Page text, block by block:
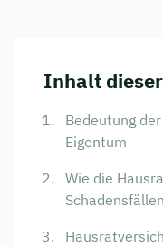
Inhalt
Bedeutung
Eigentum
Wie die